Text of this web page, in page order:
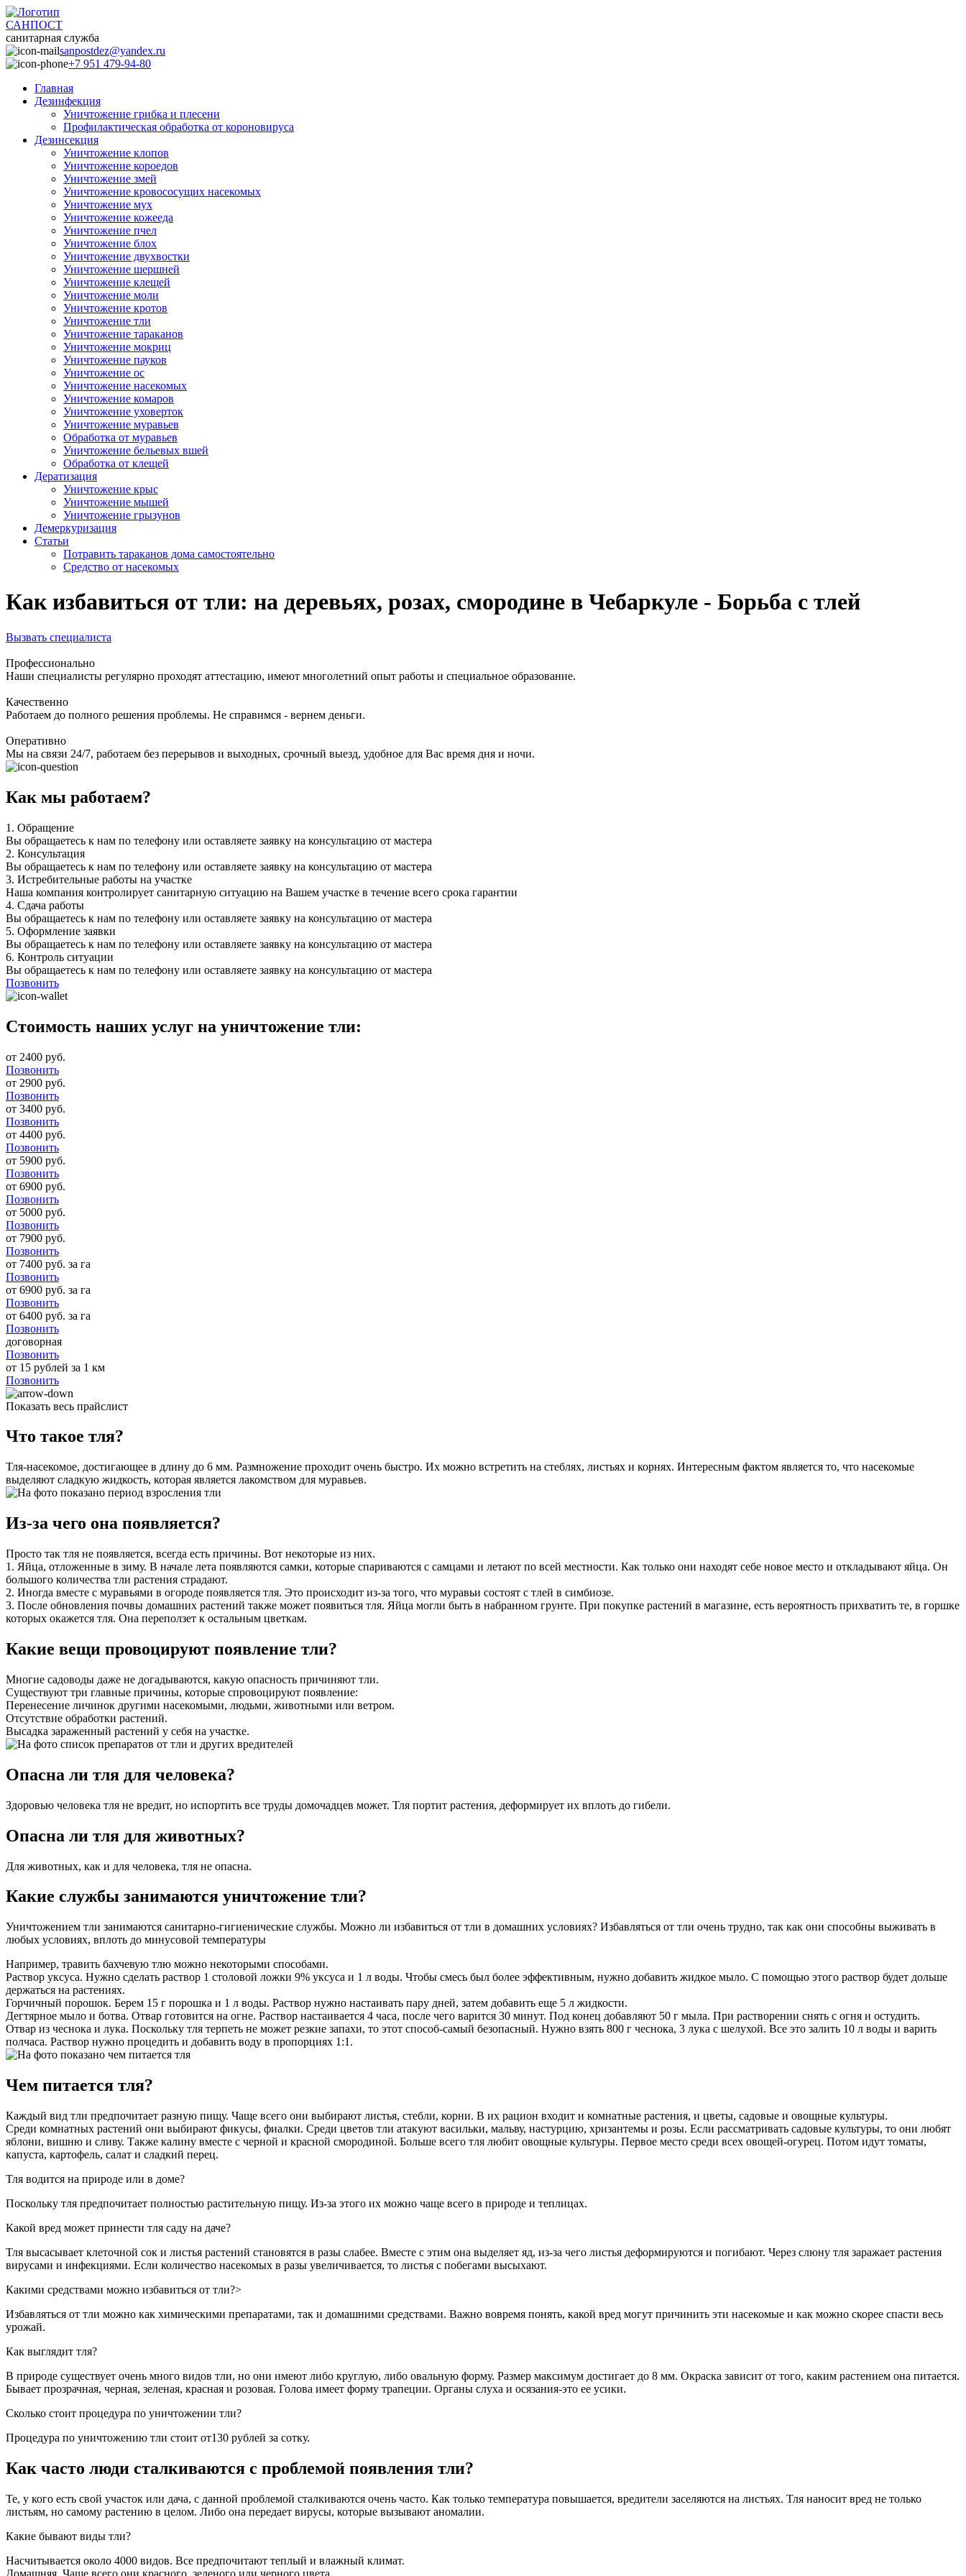
САНПОСТ
санитарная служба
sanpostdez@yandex.ru
+7 951 479-94-80
Главная
Дезинфекция
Уничтожение грибка и плесени
Профилактическая обработка от короновируса
Дезинсекция
Уничтожение клопов
Уничтожение короедов
Уничтожение змей
Уничтожение кровососущих насекомых
Уничтожение мух
Уничтожение кожееда
Уничтожение пчел
Уничтожение блох
Уничтожение двухвостки
Уничтожение шершней
Уничтожение клещей
Уничтожение моли
Уничтожение кротов
Уничтожение тли
Уничтожение тараканов
Уничтожение мокриц
Уничтожение пауков
Уничтожение ос
Уничтожение насекомых
Уничтожение комаров
Уничтожение уховерток
Уничтожение муравьев
Обработка от муравьев
Уничтожение бельевых вшей
Обработка от клещей
Дератизация
Уничтожение крыс
Уничтожение мышей
Уничтожение грызунов
Демеркуризация
Статьи
Потравить тараканов дома самостоятельно
Средство от насекомых
Как избавиться от тли: на деревьях, розах, смородине в Чебаркуле - Борьба с тлей
Вызвать специалиста
Профессионально
Наши специалисты регулярно проходят аттестацию, имеют многолетний опыт работы и специальное образование.
Качественно
Работаем до полного решения проблемы. Не справимся - вернем деньги.
Оперативно
Мы на связи 24/7, работаем без перерывов и выходных, срочный выезд, удобное для Вас время дня и ночи.
Как мы работаем?
1. Обращение
Вы обращаетесь к нам по телефону или оставляете заявку на консультацию от мастера
2. Консультация
Вы обращаетесь к нам по телефону или оставляете заявку на консультацию от мастера
3. Истребительные работы на участке
Наша компания контролирует санитарную ситуацию на Вашем участке в течение всего срока гарантии
4. Сдача работы
Вы обращаетесь к нам по телефону или оставляете заявку на консультацию от мастера
5. Оформление заявки
Вы обращаетесь к нам по телефону или оставляете заявку на консультацию от мастера
6. Контроль ситуации
Вы обращаетесь к нам по телефону или оставляете заявку на консультацию от мастера
Позвонить
Стоимость наших услуг на уничтожение тли:
от 2400 руб.
Позвонить
от 2900 руб.
Позвонить
от 3400 руб.
Позвонить
от 4400 руб.
Позвонить
от 5900 руб.
Позвонить
от 6900 руб.
Позвонить
от 5000 руб.
Позвонить
от 7900 руб.
Позвонить
от 7400 руб. за га
Позвонить
от 6900 руб. за га
Позвонить
от 6400 руб. за га
Позвонить
договорная
Позвонить
от 15 рублей за 1 км
Позвонить
Показать весь прайслист
Что такое тля?
Тля-насекомое, достигающее в длину до 6 мм. Размножение проходит очень быстро. Их можно встретить на стеблях, листьях и корнях. Интересным фактом является то, что насекомые
выделяют сладкую жидкость, которая является лакомством для муравьев.
Из-за чего она появляется?
Просто так тля не появляется, всегда есть причины. Вот некоторые из них.
1. Яйца, отложенные в зиму. В начале лета появляются самки, которые спариваются с самцами и летают по всей местности. Как только они находят себе новое место и откладывают яйца. Он
большого количества тли растения страдают.
2. Иногда вместе с муравьями в огороде появляется тля. Это происходит из-за того, что муравьи состоят с тлей в симбиозе.
3. После обновления почвы домашних растений также может появиться тля. Яйца могли быть в набранном грунте. При покупке растений в магазине, есть вероятность прихватить те, в горшке
которых окажется тля. Она переползет к остальным цветкам.
Какие вещи провоцируют появление тли?
Многие садоводы даже не догадываются, какую опасность причиняют тли.
Существуют три главные причины, которые спровоцируют появление:
Перенесение личинок другими насекомыми, людьми, животными или ветром.
Отсутствие обработки растений.
Высадка зараженный растений у себя на участке.
Опасна ли тля для человека?
Здоровью человека тля не вредит, но испортить все труды домочадцев может. Тля портит растения, деформирует их вплоть до гибели.
Опасна ли тля для животных?
Для животных, как и для человека, тля не опасна.
Какие службы занимаются уничтожение тли?
Уничтожением тли занимаются санитарно-гигиенические службы. Можно ли избавиться от тли в домашних условиях? Избавляться от тли очень трудно, так как они способны выживать в
любых условиях, вплоть до минусовой температуры
Например, травить бахчевую тлю можно некоторыми способами.
Раствор уксуса. Нужно сделать раствор 1 столовой ложки 9% уксуса и 1 л воды. Чтобы смесь был более эффективным, нужно добавить жидкое мыло. С помощью этого раствор будет дольше
держаться на растениях.
Горчичный порошок. Берем 15 г порошка и 1 л воды. Раствор нужно настаивать пару дней, затем добавить еще 5 л жидкости.
Дегтярное мыло и ботва. Отвар готовится на огне. Раствор настаивается 4 часа, после чего варится 30 минут. Под конец добавляют 50 г мыла. При растворении снять с огня и остудить.
Отвар из чеснока и лука. Поскольку тля терпеть не может резкие запахи, то этот способ-самый безопасный. Нужно взять 800 г чеснока, 3 лука с шелухой. Все это залить 10 л воды и варить
полчаса. Раствор нужно процедить и добавить воду в пропорциях 1:1.
Чем питается тля?
Каждый вид тли предпочитает разную пищу. Чаще всего они выбирают листья, стебли, корни. В их рацион входит и комнатные растения, и цветы, садовые и овощные культуры.
Среди комнатных растений они выбирают фикусы, фиалки. Среди цветов тли атакуют васильки, мальву, настурцию, хризантемы и розы. Если рассматривать садовые культуры, то они любят
яблони, вишню и сливу. Также калину вместе с черной и красной смородиной. Больше всего тля любит овощные культуры. Первое место среди всех овощей-огурец. Потом идут томаты,
капуста, картофель, салат и сладкий перец.
Тля водится на природе или в доме?
Поскольку тля предпочитает полностью растительную пищу. Из-за этого их можно чаще всего в природе и теплицах.
Какой вред может принести тля саду на даче?
Тля высасывает клеточной сок и листья растений становятся в разы слабее. Вместе с этим она выделяет яд, из-за чего листья деформируются и погибают. Через слюну тля заражает растения
вирусами и инфекциями. Если количество насекомых в разы увеличивается, то листья с побегами высыхают.
Какими средствами можно избавиться от тли?>
Избавляться от тли можно как химическими препаратами, так и домашними средствами. Важно вовремя понять, какой вред могут причинить эти насекомые и как можно скорее спасти весь
урожай.
Как выглядит тля?
В природе существует очень много видов тли, но они имеют либо круглую, либо овальную форму. Размер максимум достигает до 8 мм. Окраска зависит от того, каким растением она питается.
Бывает прозрачная, черная, зеленая, красная и розовая. Голова имеет форму трапеции. Органы слуха и осязания-это ее усики.
Сколько стоит процедура по уничтожении тли?
Процедура по уничтожению тли стоит от130 рублей за сотку.
Как часто люди сталкиваются с проблемой появления тли?
Те, у кого есть свой участок или дача, с данной проблемой сталкиваются очень часто. Как только температура повышается, вредители заселяются на листьях. Тля наносит вред не только
листьям, но самому растению в целом. Либо она передает вирусы, которые вызывают аномалии.
Какие бывают виды тли?
Насчитывается около 4000 видов. Все предпочитают теплый и влажный климат.
Домашняя. Чаще всего они красного, зеленого или черного цвета.